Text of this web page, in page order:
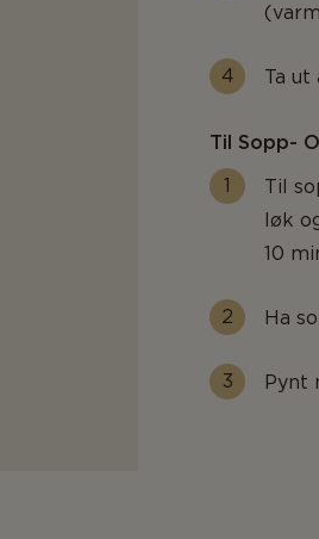
Ta ut
Til Sopp-
Til
løk
10
Ha
Pynt